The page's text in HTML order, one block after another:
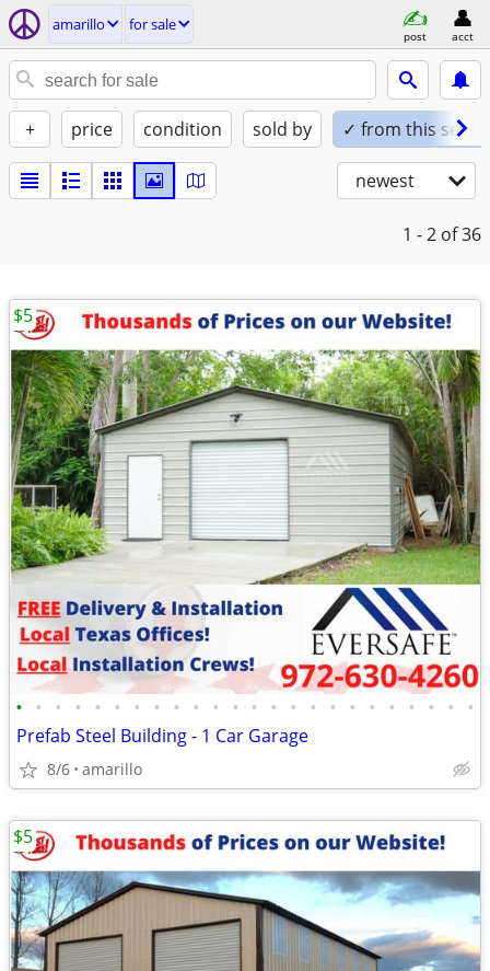
amarillo for sale
post acct
+ price condition sold by ✓ from this seller
newest
1 - 2 of 36
• • • • • • • • • • • • • • • • • • • • • • • •
Prefab Steel Building - 1 Car Garage
8/6 amarillo
$5
$5